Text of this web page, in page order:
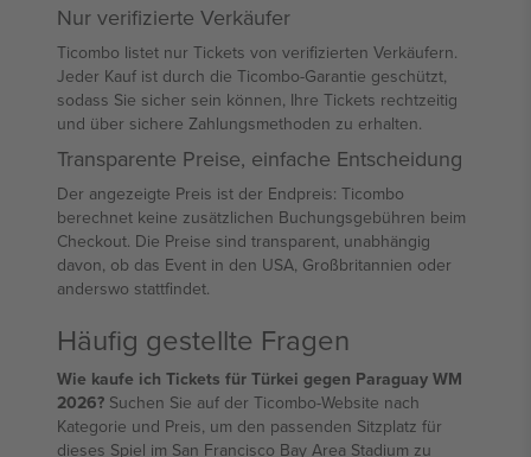
Nur verifizierte Verkäufer
Ticombo listet nur Tickets von verifizierten Verkäufern.
Jeder Kauf ist durch die Ticombo-Garantie geschützt,
sodass Sie sicher sein können, Ihre Tickets rechtzeitig
und über sichere Zahlungsmethoden zu erhalten.
Transparente Preise, einfache Entscheidung
Der angezeigte Preis ist der Endpreis: Ticombo
berechnet keine zusätzlichen Buchungsgebühren beim
Checkout. Die Preise sind transparent, unabhängig
davon, ob das Event in den USA, Großbritannien oder
anderswo stattfindet.
Häufig gestellte Fragen
Wie kaufe ich Tickets für Türkei gegen Paraguay WM
2026? Suchen Sie auf der Ticombo-Website nach
Kategorie und Preis, um den passenden Sitzplatz für
dieses Spiel im San Francisco Bay Area Stadium zu